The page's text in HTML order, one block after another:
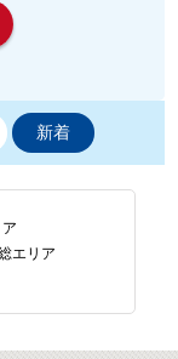
新着
エリア